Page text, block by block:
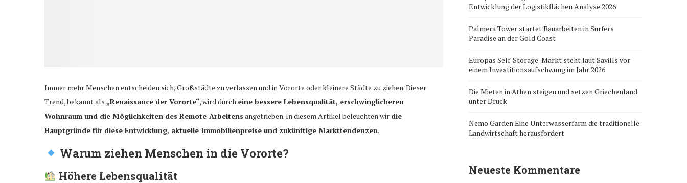
Immer mehr Menschen entscheiden sich, Großstädte zu verlassen und in Vororte oder kleinere Städte zu ziehen. Dieser
Trend, bekannt als „Renaissance der Vororte“, wird durch eine bessere Lebensqualität, erschwinglicheren
Wohnraum und die Möglichkeiten des Remote-Arbeitens angetrieben. In diesem Artikel beleuchten wir die
Hauptgründe für diese Entwicklung, aktuelle Immobilienpreise und zukünftige Markttendenzen.
Warum ziehen Menschen in die Vororte?
Höhere Lebensqualität
Entwicklung der Logistikflächen Analyse 2026
Palmera Tower startet Bauarbeiten in Surfers
Paradise an der Gold Coast
Europas Self-Storage-Markt steht laut Savills vor
einem Investitionsaufschwung im Jahr 2026
Die Mieten in Athen steigen und setzen Griechenland
unter Druck
Nemo Garden Eine Unterwasserfarm die traditionelle
Landwirtschaft herausfordert
Neueste Kommentare